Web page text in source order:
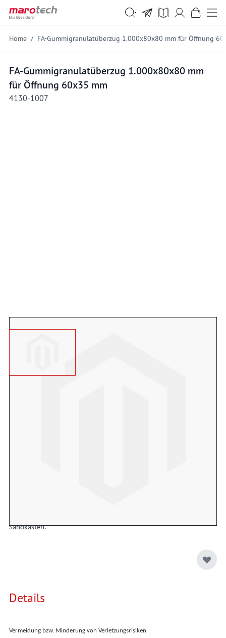
Skip to Content
Suche
Suche
Home / FA-Gummigranulatüberzug 1.000x80x80 mm für Öffnung
FA-Gummigranulatüberzug 1.000x80x80 mm
für Öffnung 60x35 mm
4130-1007
Sandkästen.
Details
Vermeidung bzw. Minderung von Verletzungsrisiken